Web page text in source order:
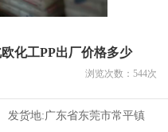
化工PP出厂价格多少
浏览次数： 544次
发货地:广东省东莞市常平镇